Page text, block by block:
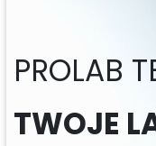
PROLAB
TWOJE